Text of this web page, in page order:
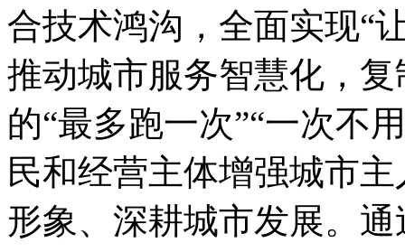
合技术鸿沟，全面实现“
推动城市服务智慧化，
的“最多跑一次”“一次不
民和经营主体增强城市
形象、深耕城市发展。